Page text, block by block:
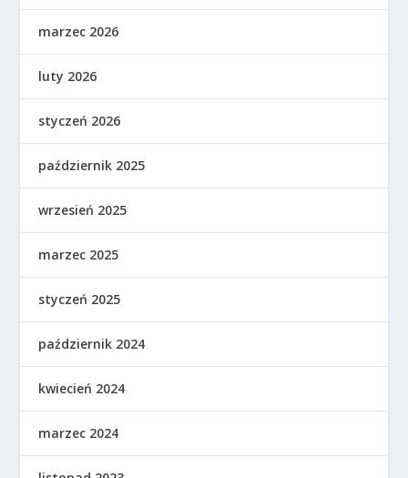
marzec 2026
luty 2026
styczeń 2026
październik 2025
wrzesień 2025
marzec 2025
styczeń 2025
październik 2024
kwiecień 2024
marzec 2024